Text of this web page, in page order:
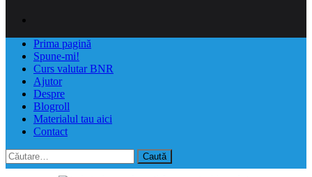
Prima pagină
Spune-mi!
Curs valutar BNR
Ajutor
Despre
Blogroll
Materialul tau aici
Contact
Caută
după: